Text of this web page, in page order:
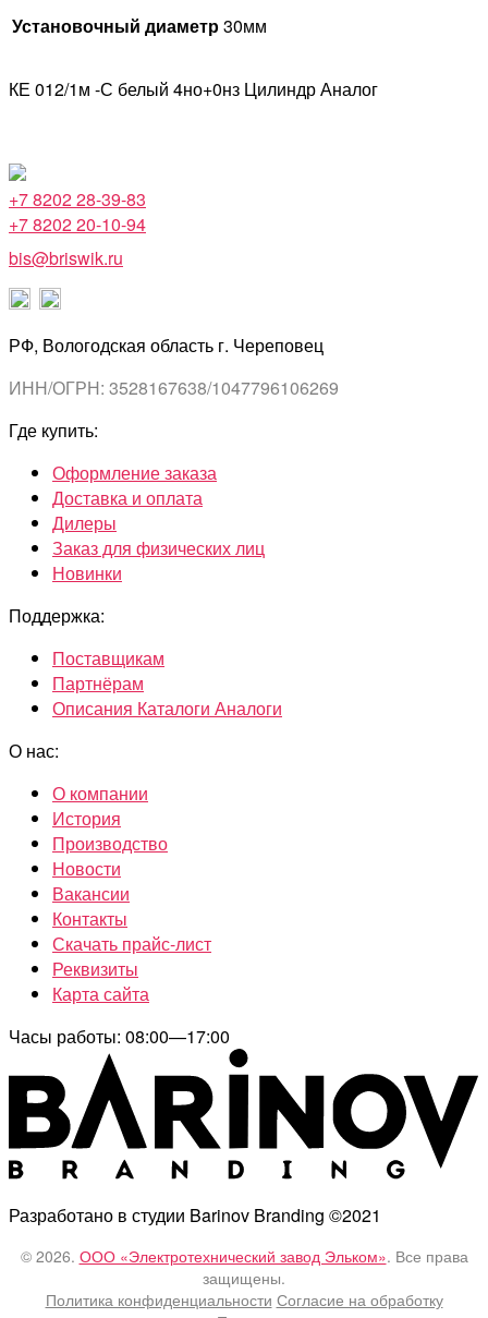
Установочный диаметр30мм
КЕ 012/1м -С белый 4но+0нз Цилиндр Аналог
+7 8202 28-39-83
+7 8202 20-10-94
bis@briswik.ru
РФ, Вологодская область г. Череповец
ИНН/ОГРН: 3528167638/1047796106269
Где купить:
Оформление заказа
Доставка и оплата
Дилеры
Заказ для физических лиц
Новинки
Поддержка:
Поставщикам
Партнёрам
Описания Каталоги Аналоги
О нас:
О компании
История
Производство
Новости
Вакансии
Контакты
Скачать прайс-лист
Реквизиты
Карта сайта
Часы работы: 08:00—17:00
Разработано в студии Barinov Branding ©2021
© 2026. ООО «Электротехнический завод Эльком». Все права
защищены.
Политика конфиденциальности Согласие на обработку